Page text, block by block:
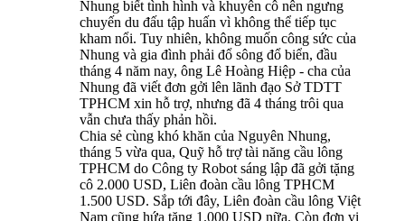
Nhung biết tình hình và khuyên cô nên ngưng
chuyến du đấu tập huấn vì không thể tiếp tục
kham nổi. Tuy nhiên, không muốn công sức của
Nhung và gia đình phải đổ sông đổ biển, đầu
tháng 4 năm nay, ông Lê Hoàng Hiệp - cha của
Nhung đã viết đơn gởi lên lãnh đạo Sở TDTT
TPHCM xin hỗ trợ, nhưng đã 4 tháng trôi qua
vẫn chưa thấy phản hồi.​
Chia sẻ cùng khó khăn của Nguyên Nhung,
tháng 5 vừa qua, Quỹ hỗ trợ tài năng cầu lông
TPHCM do Công ty Robot sáng lập đã gởi tặng
cô 2.000 USD, Liên đoàn cầu lông TPHCM
1.500 USD. Sắp tới đây, Liên đoàn cầu lông Việt
Nam cũng hứa tặng 1.000 USD nữa. Còn đơn vị